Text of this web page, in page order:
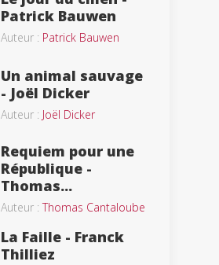
Patrick Bauwen
Auteur : Patrick Bauwen
Un animal sauvage
- Joël Dicker
Auteur : Joël Dicker
Requiem pour une
République -
Thomas...
Auteur :Thomas Cantaloube
La Faille - Franck
Thilliez